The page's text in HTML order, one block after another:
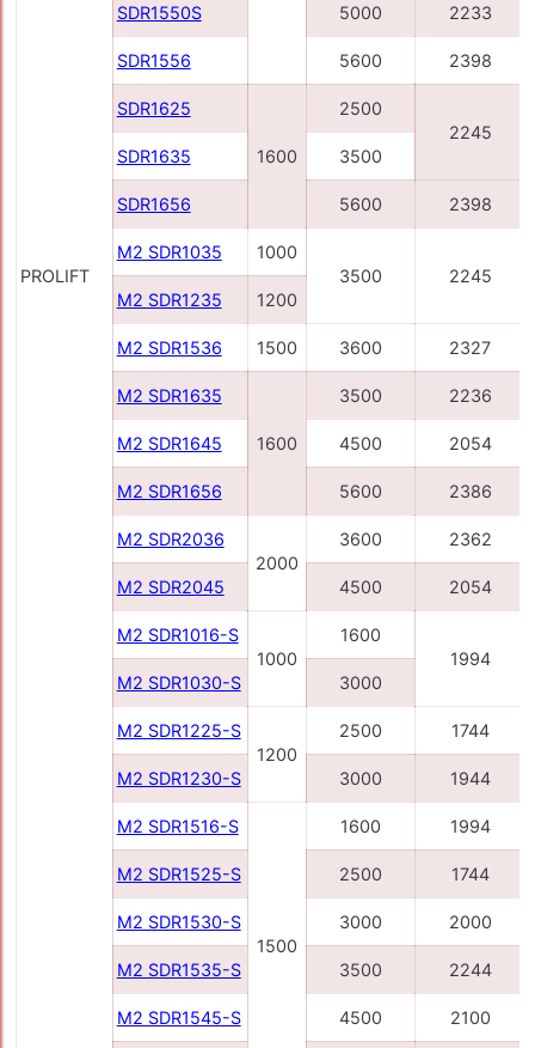
PROLIFT
SDR1550S 5000 2233
SDR1556 5600 2398
SDR1625
1600
2500
2245
SDR1635
3500
SDR1656 5600 2398
M2 SDR1035
1000
3500
2245
M2 SDR1235
1200
M2 SDR1536 1500 3600 2327
M2 SDR1635
1600
3500 2236
M2 SDR1645 4500 2054
M2 SDR1656 5600 2386
M2 SDR2036
2000
3600 2362
M2 SDR2045 4500 2054
M2 SDR1016-S
1000
1600
1994
M2 SDR1030-S
3000
M2 SDR1225-S
1200
2500 1744
M2 SDR1230-S 3000 1944
M2 SDR1516-S
1500
1600 1994
M2 SDR1525-S 2500 1744
M2 SDR1530-S 3000 2000
M2 SDR1535-S 3500 2244
M2 SDR1545-S 4500 2100